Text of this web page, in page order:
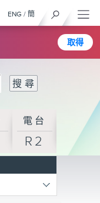
取得
ENG / 簡
電台
R2